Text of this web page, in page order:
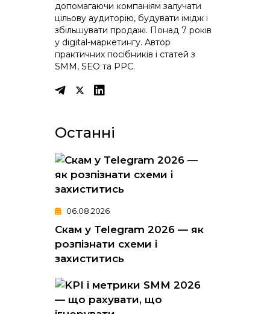
допомагаючи компаніям залучати
цільову аудиторію, будувати імідж і
збільшувати продажі. Понад 7 років
у digital-маркетингу. Автор
практичних посібників і статей з
SMM, SEO та PPC.
Останні
06.08.2026
Скам у Telegram 2026 — як
розпізнати схеми і
захиститись